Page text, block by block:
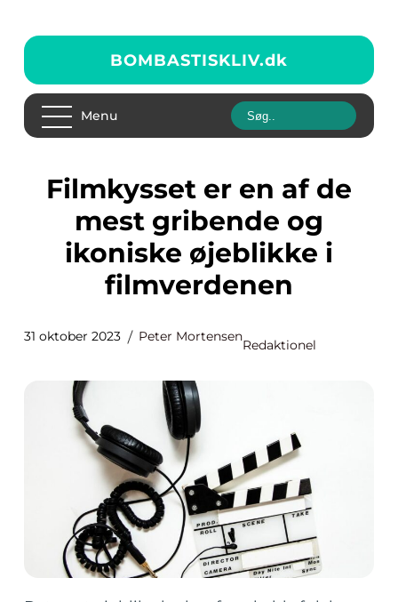
BOMBASTISKLIV.dk
Menu
Filmkysset er en af de
mest gribende og
ikoniske øjeblikke i
filmverdenen
31 oktober 2023 Peter Mortensen
Redaktionel